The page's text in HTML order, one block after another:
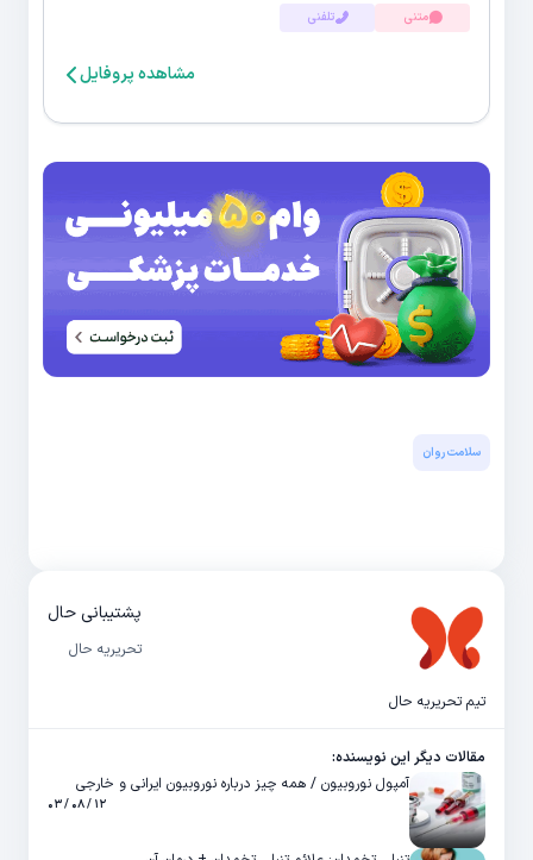
متنی تلفنی
مشاهده پروفایل
سلامت روان
پشتیبانی حال
تحریریه حال
تیم تحریریه حال
مقالات دیگر این نویسنده:
آمپول نوروبیون / همه چیز درباره نوروبیون ایرانی و خارجی
۱۲ / ۰۸ / ۰۳